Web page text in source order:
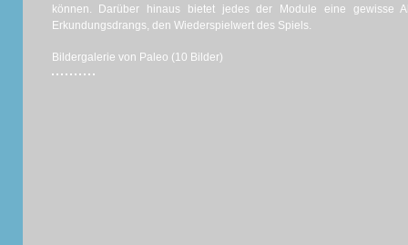
können. Darüber hinaus bietet jedes der Module eine gewisse
Erkundungsdrangs, den Wiederspielwert des Spiels.
Bildergalerie von Paleo (10 Bilder)